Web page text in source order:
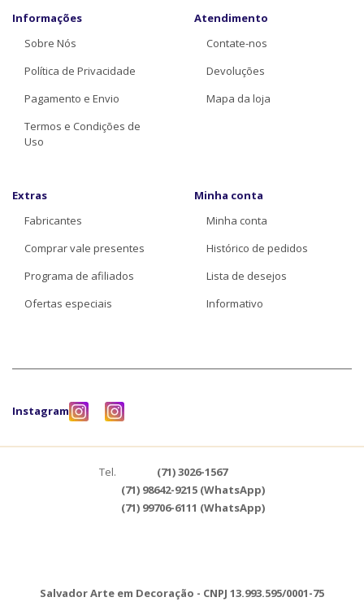
Informações
Sobre Nós
Política de Privacidade
Pagamento e Envio
Termos e Condições de
Uso
Atendimento
Contate-nos
Devoluções
Mapa da loja
Extras
Fabricantes
Comprar vale presentes
Programa de afiliados
Ofertas especiais
Minha conta
Minha conta
Histórico de pedidos
Lista de desejos
Informativo
Instagram
Tel.
(71) 3026-1567
(71) 98642-9215 (WhatsApp)
(71) 99706-6111 (WhatsApp)
Salvador Arte em Decoração - CNPJ 13.993.595/0001-75